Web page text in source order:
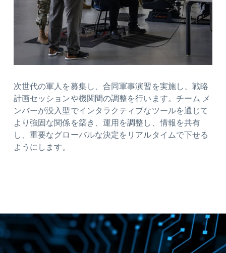
次世代の軍人を募集し、合同軍事演習を実施し、戦略
計画セッションや機関間の調整を行います。チーム メ
ンバーが没入型でインタラクティブなツールを通じて
より強固な関係を築き、運用を調整し、情報を共有
し、重要なグローバルな決定をリアルタイムで下せる
ようにします。